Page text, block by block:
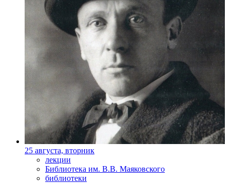
25 августа, вторник
лекции
Библиотека им. В.В. Маяковского
библиотеки